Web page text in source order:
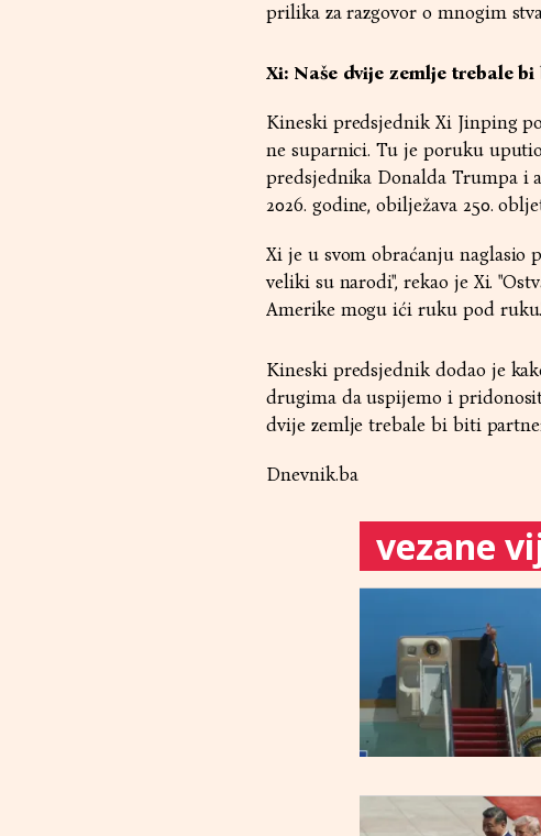
prilika za razgovor o mnogim
Xi: Naše dvije zemlje trebale
Kineski predsjednik Xi Jinping
ne suparnici. Tu je poruku
predsjednika Donalda Trumpa i
2026. godine, obilježava 250.
Xi je u svom obraćanju naglasio
veliki su narodi", rekao je Xi.
Amerike mogu ići ruku pod
Kineski predsjednik dodao je
drugima da uspijemo i
dvije zemlje trebale bi biti
Dnevnik.ba
vezane